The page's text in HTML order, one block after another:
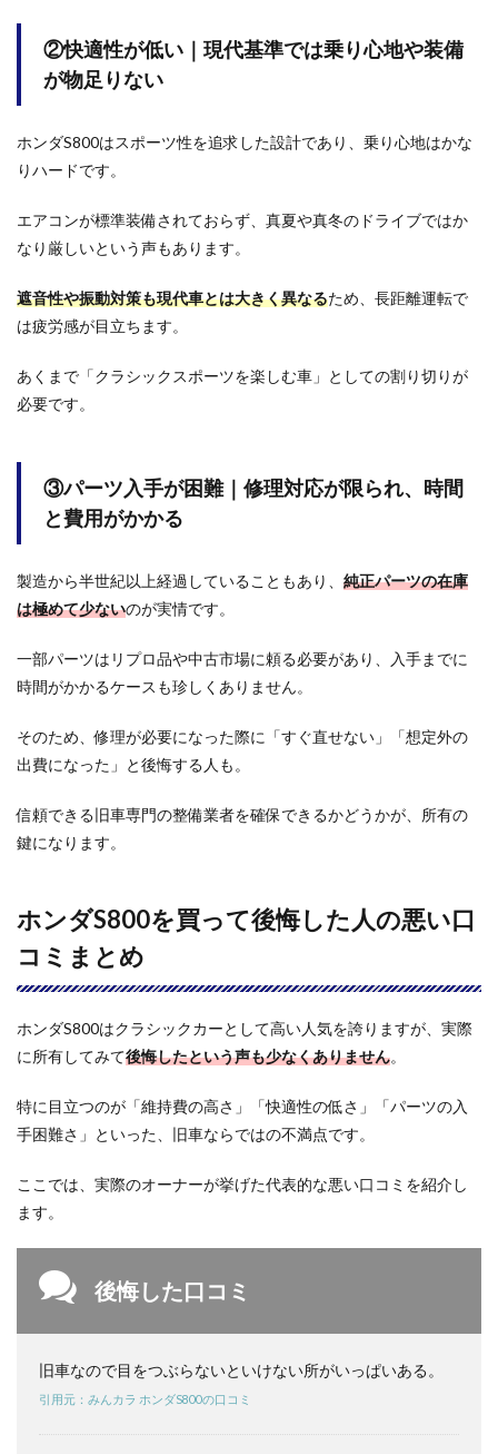
ら
れ、
時間
かか
る
ホン
ダ
って
後悔
悪い
口コ
3
ホン
ダ
って
満足
して
人の
良い
とめ
4
ホンダ
ヨタ
2000GT」
フェアレデ
Z（S30）」
らどっち？
4.1
S800 vs
トヨタ
2000GT
｜選ぶ
4.2
ホン
ダ
vs マ
ロー
ドス
を比
②快適性が低い｜現代基準では乗り心地や装備
が物足りない
ホンダS800はスポーツ性を追求した設計であり、乗り心地はかな
りハードです。
エアコンが標準装備されておらず、真夏や真冬のドライブではか
なり厳しいという声もあります。
遮音性や振動対策も現代車とは大きく異なるため、長距離運転で
は疲労感が目立ちます。
あくまで「クラシックスポーツを楽しむ車」としての割り切りが
必要です。
③パーツ入手が困難｜修理対応が限られ、時間
と費用がかかる
製造から半世紀以上経過していることもあり、 純正パーツの在庫
は極めて少ないのが実情です。
一部パーツはリプロ品や中古市場に頼る必要があり、入手までに
時間がかかるケースも珍しくありません。
そのため、修理が必要になった際に「すぐ直せない」「想定外の
出費になった」と後悔する人も。
信頼できる旧車専門の整備業者を確保できるかどうかが、所有の
鍵になります。
ホンダS800を買って後悔した人の悪い口
コミまとめ
ホンダS800はクラシックカーとして高い人気を誇りますが、実際
に所有してみて後悔したという声も少なくありません。
特に目立つのが「維持費の高さ」「快適性の低さ」「パーツの入
手困難さ」といった、旧車ならではの不満点です。
ここでは、実際のオーナーが挙げた代表的な悪い口コミを紹介し
ます。
後悔した口コミ
旧車なので目をつぶらないといけない所がいっぱいある。
引用元：みんカラ ホンダS800の口コミ